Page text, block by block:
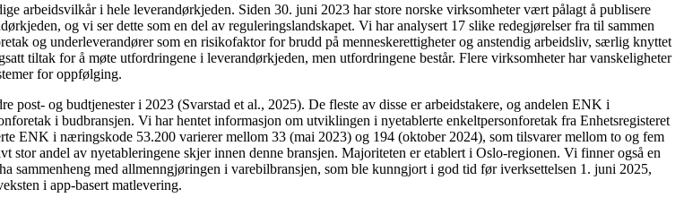
arbeidsvilkår i hele leverandørkjeden. Siden 30. juni 2023 har store norske virksomheter vært pålagt å publisere
og vi ser dette som en del av reguleringslandskapet. Vi har analysert 17 slike redegjørelser fra til sammen
og underleverandører som en risikofaktor for brudd på menneskerettigheter og anstendig arbeidsliv, særlig knyttet
tiltak for å møte utfordringene i leverandørkjeden, men utfordringene består. Flere virksomheter har vanskeligheter
for oppfølging.
og budtjenester i 2023 (Svarstad et al., 2025). De fleste av disse er arbeidstakere, og andelen ENK i
i budbransjen. Vi har hentet informasjon om utviklingen i nyetablerte enkeltpersonforetak fra Enhetsregisteret
ENK i næringskode 53.200 varierer mellom 33 (mai 2023) og 194 (oktober 2024), som tilsvarer mellom to og fem
andel av nyetableringene skjer innen denne bransjen. Majoriteten er etablert i Oslo-regionen. Vi finner også en
med allmenngjøringen i varebilbransjen, som ble kunngjort i god tid før iverksettelsen 1. juni 2025,
i app-basert matlevering.